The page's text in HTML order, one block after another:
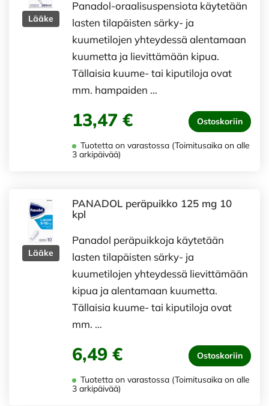
Lääke
Panadol-oraalisuspensiota käytetään
lasten tilapäisten särky- ja
kuumetilojen yhteydessä alentamaan
kuumetta ja lievittämään kipua.
Tällaisia kuume- tai kiputiloja ovat
mm. hampaiden …
13,47 € Ostoskoriin
Tuotetta on varastossa (Toimitusaika on alle
3 arkipäivää)
Lääke
PANADOL peräpuikko 125 mg 10
kpl
Panadol peräpuikkoja käytetään
lasten tilapäisten särky- ja
kuumetilojen yhteydessä lievittämään
kipua ja alentamaan kuumetta.
Tällaisia kuume- tai kiputiloja ovat
mm. …
6,49 € Ostoskoriin
Tuotetta on varastossa (Toimitusaika on alle
3 arkipäivää)